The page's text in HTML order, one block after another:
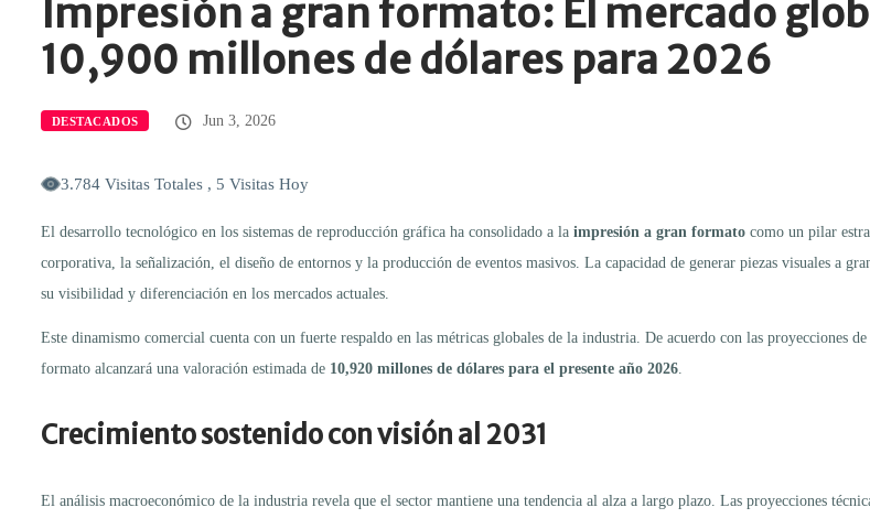
Impresión a gran formato: El mercado
10,900 millones de dólares para 2026
DESTACADOS Jun 3, 2026
3.784 Visitas Totales , 5 Visitas Hoy
El desarrollo tecnológico en los sistemas de reproducción gráfica ha consolidado a la impresión a gran formato como un pilar
corporativa, la señalización, el diseño de entornos y la producción de eventos masivos. La capacidad de generar piezas visuales a
su visibilidad y diferenciación en los mercados actuales.
Este dinamismo comercial cuenta con un fuerte respaldo en las métricas globales de la industria. De acuerdo con las proyecciones
formato alcanzará una valoración estimada de 10,920 millones de dólares para el presente año 2026
Crecimiento sostenido con visión al 2031
El análisis macroeconómico de la industria revela que el sector mantiene una tendencia al alza a largo plazo. Las proyecciones